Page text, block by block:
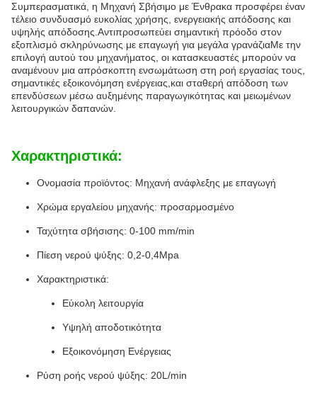
Συμπερασματικά, η Μηχανή Σβήσιμο με Ένθρακα προσφέρει έναν
τέλειο συνδυασμό ευκολίας χρήσης, ενεργειακής απόδοσης και
υψηλής απόδοσης.Αντιπροσωπεύει σημαντική πρόοδο στον
εξοπλισμό σκληρύνωσης με επαγωγή για μεγάλα γρανάζιαΜε την
επιλογή αυτού του μηχανήματος, οι κατασκευαστές μπορούν να
αναμένουν μια απρόσκοπτη ενσωμάτωση στη ροή εργασίας τους,
σημαντικές εξοικονόμηση ενέργειας,και σταθερή απόδοση των
επενδύσεων μέσω αυξημένης παραγωγικότητας και μειωμένων
λειτουργικών δαπανών.
Χαρακτηριστικά:
Ονομασία προϊόντος: Μηχανή ανάφλεξης με επαγωγή
Χρώμα εργαλείου μηχανής: προσαρμοσμένο
Ταχύτητα σβήσισης: 0-100 mm/min
Πίεση νερού ψύξης: 0,2-0,4Mpa
Χαρακτηριστικά:
Εύκολη λειτουργία
Υψηλή αποδοτικότητα
Εξοικονόμηση Ενέργειας
Ρύση ροής νερού ψύξης: 20L/min